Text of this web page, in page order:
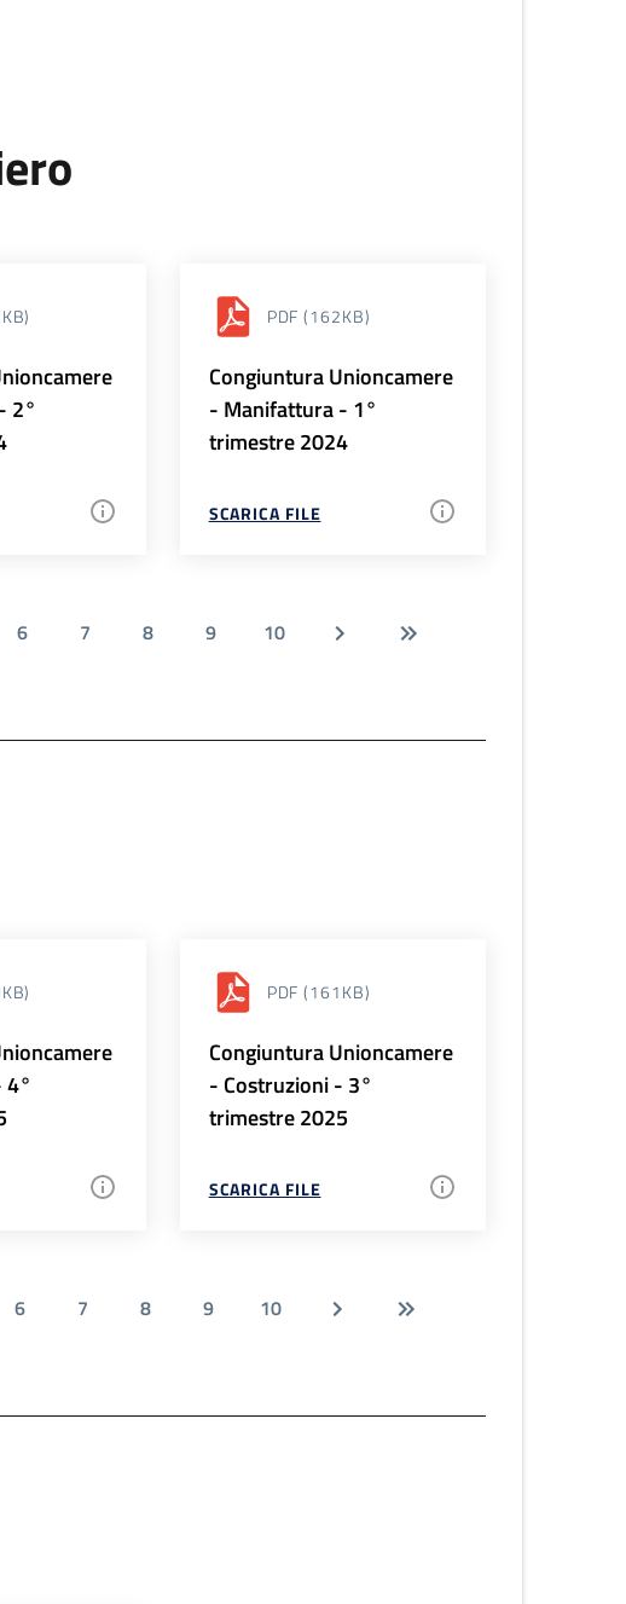
2°
PDF (162KB)
Congiuntura Unioncamere
- Manifattura - 1°
trimestre 2024
SCARICA FILE
6 7 8 9 10
PDF (161KB)
Congiuntura Unioncamere
- Costruzioni - 3°
trimestre 2025
SCARICA FILE
6 7 8 9 10